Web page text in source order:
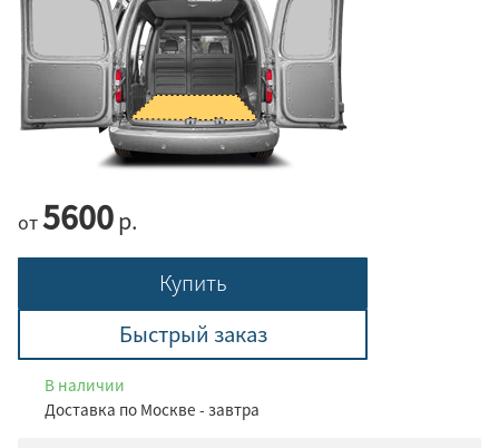
от5600р.
Купить
Быстрый заказ
В наличии
Доставка по Москве - завтра